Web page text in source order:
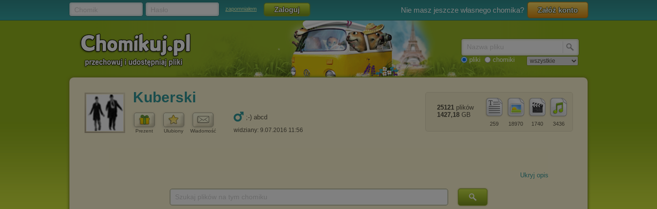
zapomniałem Nie masz jeszcze własnego chomika? Załóż konto
pliki chomiki
Kuberski
Prezent Ulubiony Wiadomość
;-) abcd
widziany: 9.07.2016 11:56
3436
1740
18970
259
25121 plików
1427,18 GB
Ukryj opis